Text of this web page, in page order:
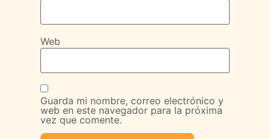
Web
Guarda mi nombre, correo electrónico y
web en este navegador para la próxima
vez que comente.